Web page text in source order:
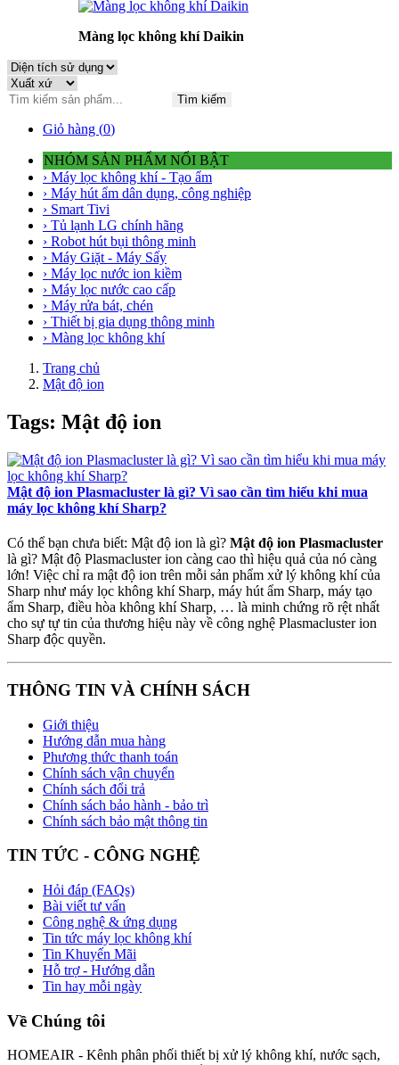
Màng lọc không khí Daikin
Tìm kiếm
Giỏ hàng (0)
NHÓM SẢN PHẨM NỔI BẬT
› Máy lọc không khí - Tạo ẩm
› Máy hút ẩm dân dụng, công nghiệp
› Smart Tivi
› Tủ lạnh LG chính hãng
› Robot hút bụi thông minh
› Máy Giặt - Máy Sấy
› Máy lọc nước ion kiềm
› Máy lọc nước cao cấp
› Máy rửa bát, chén
› Thiết bị gia dụng thông minh
› Màng lọc không khí
Trang chủ
Mật độ ion
Tags: Mật độ ion
Mật độ ion Plasmacluster là gì? Vì sao cần tìm hiểu khi mua
máy lọc không khí Sharp?
Có thể bạn chưa biết: Mật độ ion là gì? Mật độ ion Plasmacluster
là gì? Mật độ Plasmacluster ion càng cao thì hiệu quả của nó càng
lớn! Việc chỉ ra mật độ ion trên mỗi sản phẩm xử lý không khí của
Sharp như máy lọc không khí Sharp, máy hút ẩm Sharp, máy tạo
ẩm Sharp, điều hòa không khí Sharp, … là minh chứng rõ rệt nhất
cho sự tự tin của thương hiệu này về công nghệ Plasmacluster ion
Sharp độc quyền.
THÔNG TIN VÀ CHÍNH SÁCH
Giới thiệu
Hướng dẫn mua hàng
Phương thức thanh toán
Chính sách vận chuyển
Chính sách đổi trả
Chính sách bảo hành - bảo trì
Chính sách bảo mật thông tin
TIN TỨC - CÔNG NGHỆ
Hỏi đáp (FAQs)
Bài viết tư vấn
Công nghệ & ứng dụng
Tin tức máy lọc không khí
Tin Khuyến Mãi
Hỗ trợ - Hướng dẫn
Tin hay mỗi ngày
Về Chúng tôi
HOMEAIR - Kênh phân phối thiết bị xử lý không khí, nước sạch,